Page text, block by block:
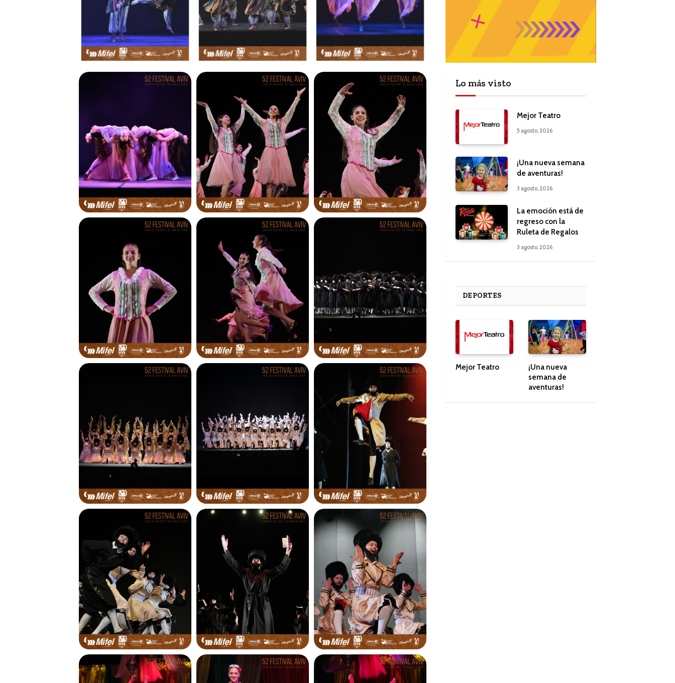
Lo más visto
Mejor Teatro
5 agosto, 2026
¡Una nueva semana
de aventuras!
3 agosto, 2026
La emoción está de
regreso con la
Ruleta de Regalos
3 agosto, 2026
DEPORTES
Mejor Teatro
¡Una nueva
semana de
aventuras!